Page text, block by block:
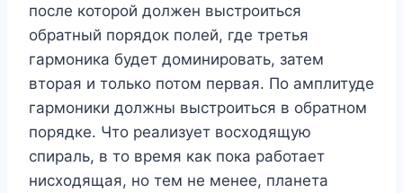
после которой должен выстроиться
обратный порядок полей, где третья
гармоника будет доминировать, затем
вторая и только потом первая. По амплитуде
гармоники должны выстроиться в обратном
порядке. Что реализует восходящую
спираль, в то время как пока работает
нисходящая, но тем не менее, планета